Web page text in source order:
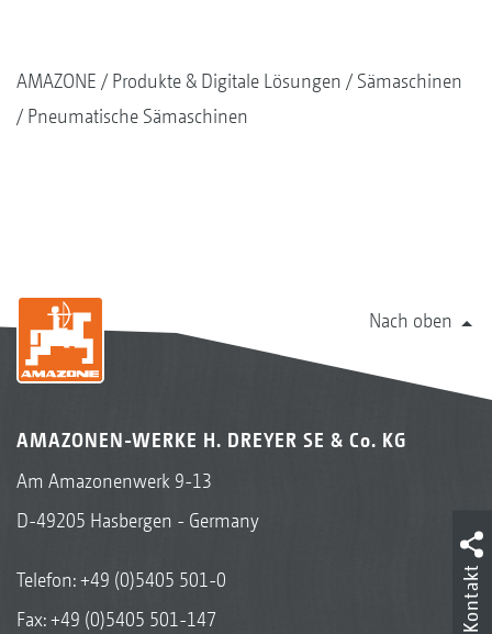
AMAZONE Produkte & Digitale Lösungen
Sämaschinen
Pneumatische Sämaschinen
Nach oben
AMAZONEN-WERKE H. DREYER SE & Co. KG
Am Amazonenwerk 9-13
D-49205 Hasbergen - Germany
Telefon:+49 (0)5405 501-0
Fax: +49 (0)5405 501-147
Kontakt